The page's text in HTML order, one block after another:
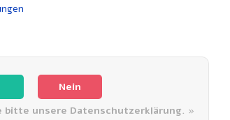
Nein
bitte unsere Datenschutzerklärung. »